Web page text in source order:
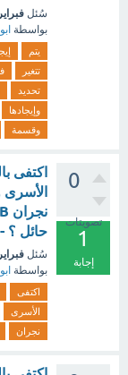
سُئل فبراير 27
بواسطة
يتم
تتغير
تحديد
وإيجادها
وقسمة
0
تصويتات
1
إجابة
اكتفى
حائل ؟
سُئل فبراير 22
بواسطة
اكتفى
الأسرى
نجران